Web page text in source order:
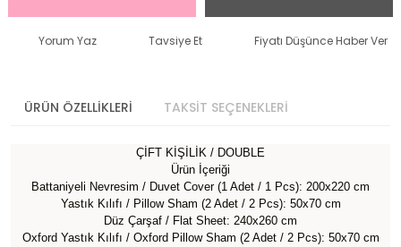
Yorum Yaz Tavsiye Et Fiyatı Düşünce Haber Ver
ÜRÜN ÖZELLİKLERİ TAKSİT SEÇENEKLERİ
ÇİFT KİŞİLİK / DOUBLE
Ürün İçeriği
Battaniyeli Nevresim / Duvet Cover (1 Adet / 1 Pcs): 200x220 cm
Yastık Kılıfı / Pillow Sham (2 Adet / 2 Pcs): 50x70 cm
Düz Çarşaf / Flat Sheet: 240x260 cm
Oxford Yastık Kılıfı / Oxford Pillow Sham (2 Adet / 2 Pcs): 50x70 cm